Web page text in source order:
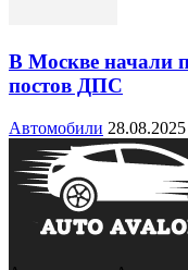
В Москве начали
постов ДПС
Автомобили 28.08.2025